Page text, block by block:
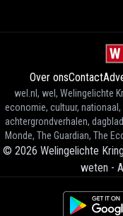
Over onsContact
wel.nl, wel, Welingelichte
economie, cultuur,
achtergrondverhalen,
Monde, The Guardian, The
© 2026 Welingelichte
weten -